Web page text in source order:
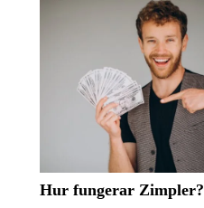
Hur fungerar Zimpler?